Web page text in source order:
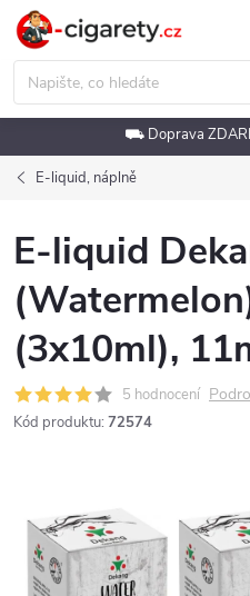
Přejít
obsah
⛟ Doprava
E-liquid, náplně
E-liquid
(3x10ml),
5 hodnocení
Kód produktu: 72574